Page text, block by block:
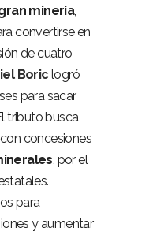
minería,
convertirse en
de cuatro
Boric logró
para sacar
tributo busca
concesiones
, por el
para
y aumentar